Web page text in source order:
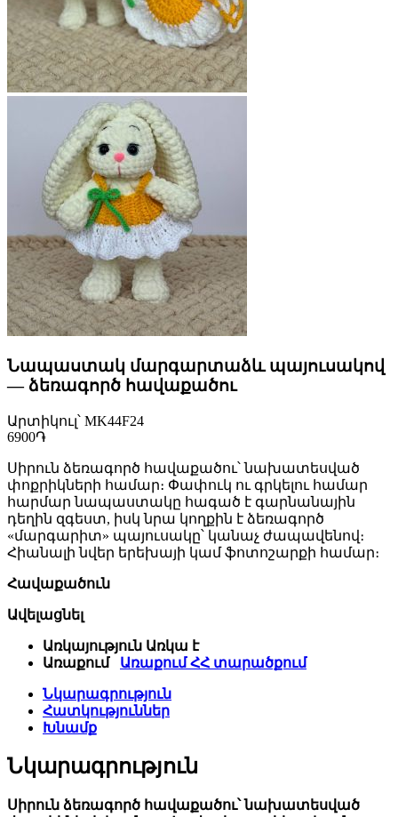
Նապաստակ մարգարտաձև պայուսակով
— ձեռագործ հավաքածու
Արտիկուլ՝ MK44F24
6900֏
Սիրուն ձեռագործ հավաքածու՝ նախատեսված
փոքրիկների համար։ Փափուկ ու գրկելու համար
հարմար նապաստակը հագած է գարնանային
դեղին զգեստ, իսկ նրա կողքին է ձեռագործ
«մարգարիտ» պայուսակը՝ կանաչ ժապավենով։
Հիանալի նվեր երեխայի կամ ֆոտոշարքի համար։
Հավաքածուն
Ավելացնել
Առկայություն Առկա է
Առաքում
Առաքում ՀՀ տարածքում
Նկարագրություն
Հատկություններ
Խնամք
Նկարագրություն
Սիրուն ձեռագործ հավաքածու՝ նախատեսված